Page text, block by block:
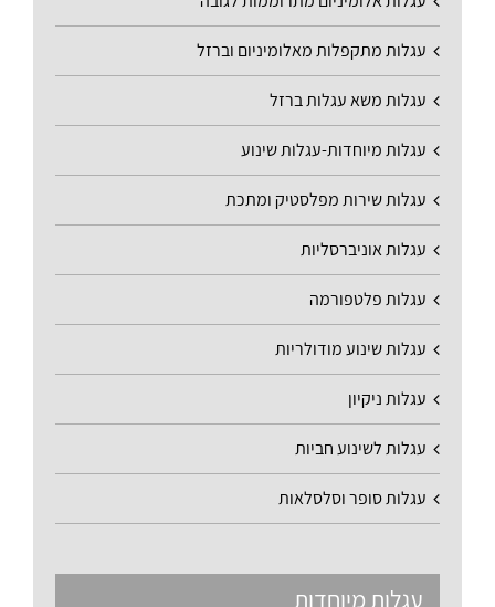
עגלות מתקפלות מאלומיניום וברזל
עגלות משא עגלות ברזל
עגלות מיוחדות-עגלות שינוע
עגלות שירות מפלסטיק ומתכת
עגלות אוניברסליות
עגלות פלטפורמה
עגלות שינוע מודולריות
עגלות ניקיון
עגלות לשינוע חביות
עגלות סופר וסלסלאות
עגלות מיוחדות